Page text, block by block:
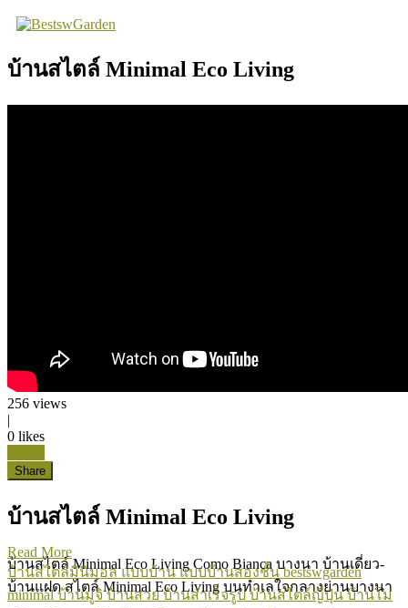
Skip
to
บ้านสไตล์ Minimal Eco Living
256 views
|
0 likes
Share
บ้านสไตล์ Minimal Eco Living
บ้านสไตล์ Minimal Eco Living Como Bianca บางนา บ้านเดี่ยว-
บ้านแฝด สไตล์ Minimal Eco Living บนทำเลใจกลางย่านบางนา
Read More
บ้านสไตล์มินิมอลแบบบ้านแบบบ้านสองชั้นbestswgarden
minimalบ้านมูจิบ้านสวยบ้านสำเร็จรูปบ้านสไตล์ญี่ปุ่นบ้านโม